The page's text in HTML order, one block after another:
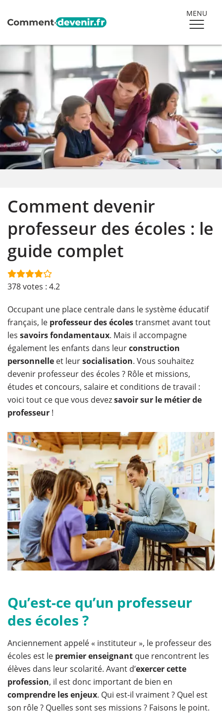
MENU
Comment devenir
professeur des écoles : le
guide complet
378votes : 4.2
Occupant une place centrale dans le système éducatif
français, le professeur des écolestransmet avant tout
les savoirs fondamentaux. Mais il accompagne
également les enfants dans leurconstruction
personnelle et leursocialisation. Vous souhaitez
devenir professeur des écoles ? Rôle et missions,
études et concours, salaire et conditions de travail :
voici tout ce que vous devezsavoir sur le métier de
professeur !
Qu’est-ce qu’un professeur
des écoles ?
Anciennement appelé « instituteur », le professeur des
écoles est le premier enseignant que rencontrent les
élèves dans leur scolarité. Avant d’exercer cette
profession, il est donc important de bien en
comprendre les enjeux. Qui est-il vraiment ? Quel est
son rôle ? Quelles sont ses missions ? Faisons le point.